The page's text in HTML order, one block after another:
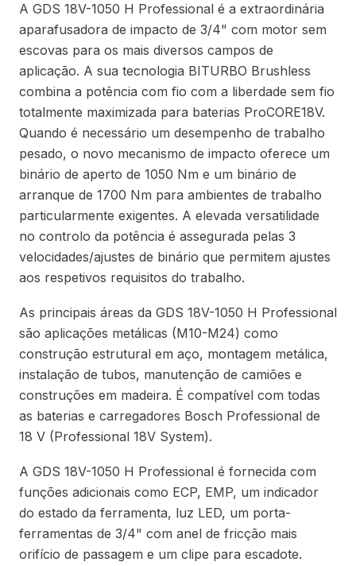
A GDS 18V-1050 H Professional é a extraordinária
aparafusadora de impacto de 3/4" com motor sem
escovas para os mais diversos campos de
aplicação. A sua tecnologia BITURBO Brushless
combina a potência com fio com a liberdade sem fio
totalmente maximizada para baterias ProCORE18V.
Quando é necessário um desempenho de trabalho
pesado, o novo mecanismo de impacto oferece um
binário de aperto de 1050 Nm e um binário de
arranque de 1700 Nm para ambientes de trabalho
particularmente exigentes. A elevada versatilidade
no controlo da potência é assegurada pelas 3
velocidades/ajustes de binário que permitem ajustes
aos respetivos requisitos do trabalho.
As principais áreas da GDS 18V-1050 H Professional
são aplicações metálicas (M10-M24) como
construção estrutural em aço, montagem metálica,
instalação de tubos, manutenção de camiões e
construções em madeira. É compatível com todas
as baterias e carregadores Bosch Professional de
18 V (Professional 18V System).
A GDS 18V-1050 H Professional é fornecida com
funções adicionais como ECP, EMP, um indicador
do estado da ferramenta, luz LED, um porta-
ferramentas de 3/4" com anel de fricção mais
orifício de passagem e um clipe para escadote.